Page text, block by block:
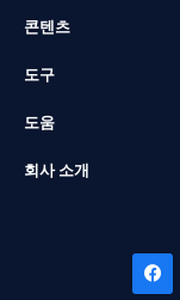
콘텐츠
도구
도움
회사 소개